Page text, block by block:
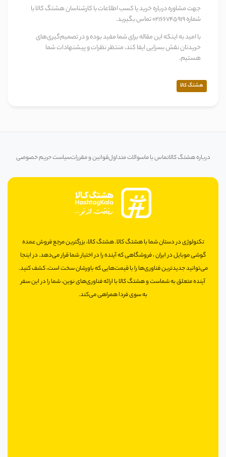
جهت مشاوره درباره خرید یا کسب اطلاعات با کارشناسان هشتگ کالا با
شماره 02166745919 تماس بگیرید.
با امید به اینکه این مقاله برای شما مفید بوده و در تصمیم‌گیری‌های
خریدتان نقش بسزایی ایفا کند، منتظر نظرات و پیشنهادات شما
هستیم.
هشتگ کالا
درباره هشتگ کالاتماس با ماسوالات متداولقوانین و مقرراتسیاست حریم خصوصی
تکنولوژی در دستان شما با هشتگ کالا. هشتگ کالا، بزرگترین مرجع فروش عمده
گوشی موبایل در ایران ، فروشگاهی که آینده را در اختیار شما قرار می‌دهد. در اینجا
می‌توانید جدیدترین فناوری‌ها را با قیمت‌هایی که باورشان سخت است، کشف کنید.
آینده متعلق به شماست و هشتگ کالا با ارائه فناوری‌های نوین، شما را در این سفر
به سوی فردا همراهی می‌کند.